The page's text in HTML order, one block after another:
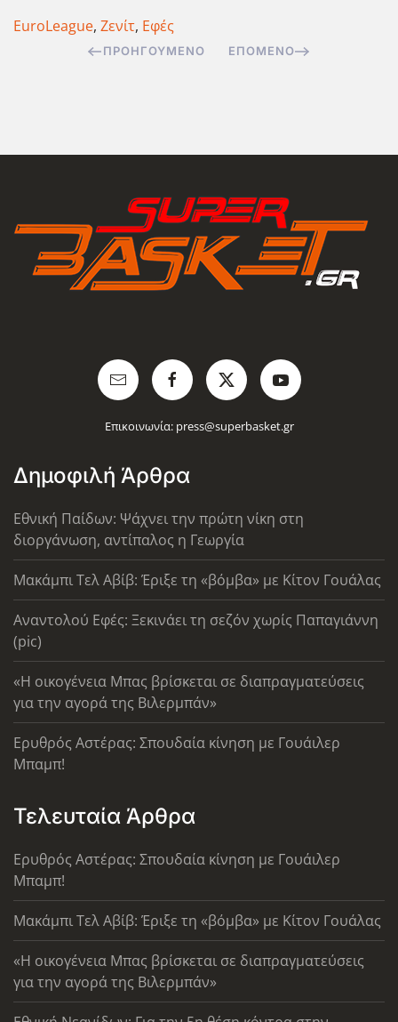
EuroLeague, Ζενίτ, Εφές
ΠΡΟΗΓΟΎΜΕΝΟ ΕΠΌΜΕΝΟ
Επικοινωνία: press@superbasket.gr
Δημοφιλή Άρθρα
Εθνική Παίδων: Ψάχνει την πρώτη νίκη στη
διοργάνωση, αντίπαλος η Γεωργία
Μακάμπι Τελ Αβίβ: Έριξε τη «βόμβα» με Κίτον Γουάλας
Αναντολού Εφές: Ξεκινάει τη σεζόν χωρίς Παπαγιάννη
(pic)
«Η οικογένεια Μπας βρίσκεται σε διαπραγματεύσεις
για την αγορά της Βιλερμπάν»
Ερυθρός Αστέρας: Σπουδαία κίνηση με Γουάιλερ
Μπαμπ!
Τελευταία Άρθρα
Ερυθρός Αστέρας: Σπουδαία κίνηση με Γουάιλερ
Μπαμπ!
Μακάμπι Τελ Αβίβ: Έριξε τη «βόμβα» με Κίτον Γουάλας
«Η οικογένεια Μπας βρίσκεται σε διαπραγματεύσεις
για την αγορά της Βιλερμπάν»